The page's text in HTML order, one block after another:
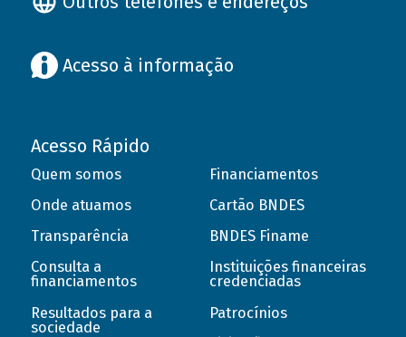
Acesso à informação
Acesso Rápido
Quem somos
Onde atuamos
Transparência
Consulta a
financiamentos
Resultados para a
sociedade
Financiamentos
Cartão BNDES
BNDES Finame
Instituições financeiras
credenciadas
Patrocínios